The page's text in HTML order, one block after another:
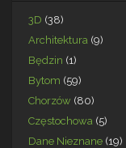
3D (38)
Architektura (9)
Będzin (1)
Bytom (59)
Chorzów (80)
Częstochowa (5)
Dane Nieznane (19)